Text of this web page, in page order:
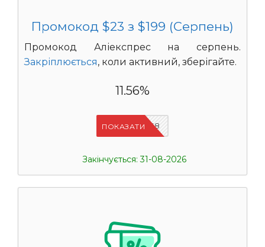
Промокод $23 з $199 (Серпень)
Промокод Аліекспрес на серпень.
Закріплюється, коли активний, зберігайте.
11.56%
IFPAB5K8
ПОКАЗАТИ
Закінчується: 31-08-2026